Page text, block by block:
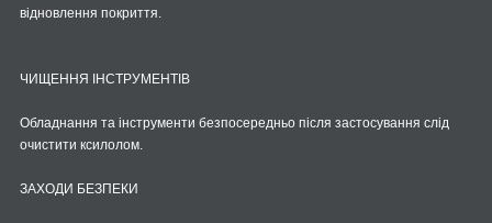
відновлення покриття.
ЧИЩЕННЯ ІНСТРУМЕНТІВ
Обладнання та інструменти безпосередньо після застосування слід
очистити ксилолом.
ЗАХОДИ БЕЗПЕКИ